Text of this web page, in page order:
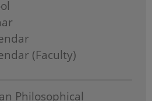
(Faculty)
Philosophical